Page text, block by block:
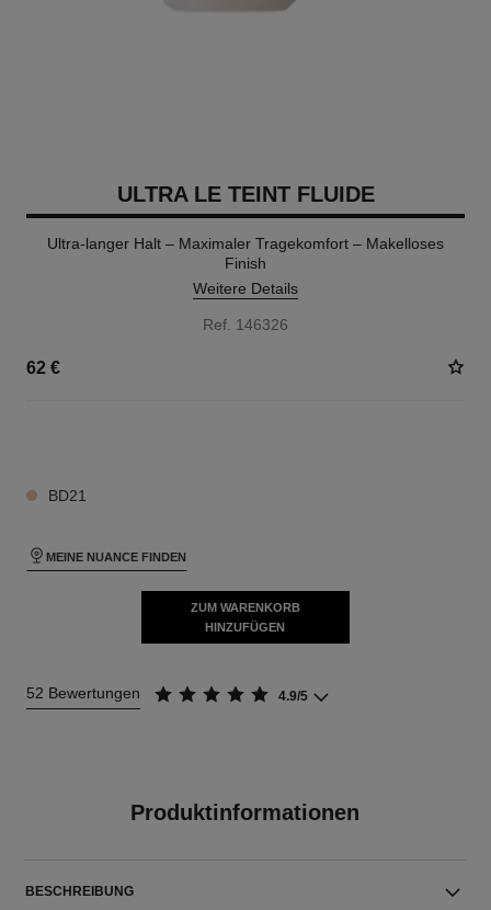
ULTRA LE TEINT FLUIDE
Ultra-langer Halt – Maximaler Tragekomfort – Makelloses
Finish
Weitere Details
Ref. 146326
62 €
BD21
MEINE NUANCE FINDEN
ZUM WARENKORB
HINZUFÜGEN
52 Bewertungen 4.9/5
Produktinformationen
BESCHREIBUNG